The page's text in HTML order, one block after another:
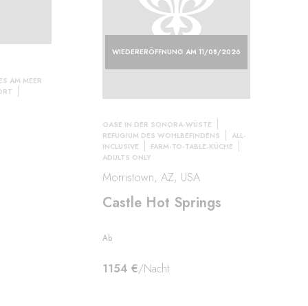
AM MEER
WIEDERERÖFFNUNG AM 11/08/2026
OASE IN DER SONORA-WÜSTE
REFUGIUM DES WOHLBEFINDENS
ALL-
INCLUSIVE
FARM-TO-TABLE-KÜCHE
ADULTS ONLY
Morristown, AZ, USA
Castle Hot Springs
Ab
1154 €/Nacht